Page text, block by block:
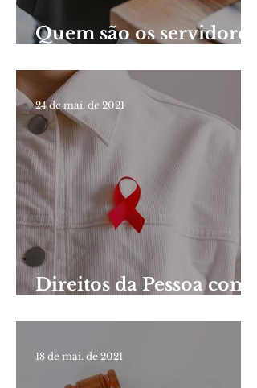
Quem são os servidores
Direitos da Pessoa com
24 de mai. de 2021
18 de mai. de 2021